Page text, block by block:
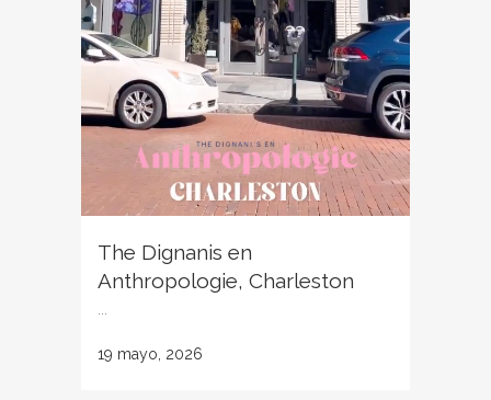
The Dignanis en
Anthropologie, Charleston
...
19 mayo, 2026